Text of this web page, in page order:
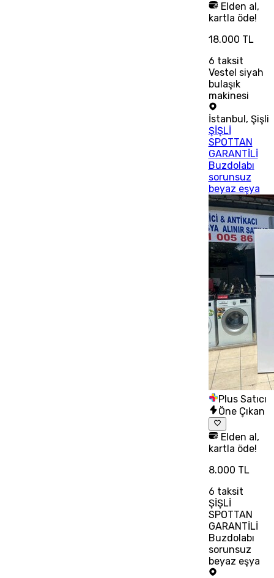
Elden al,
kartla öde!
18.000 TL
6 taksit
Vestel siyah
bulaşık
makinesi
İstanbul, Şişli
ŞİŞLİ
SPOTTAN
GARANTİLİ
Buzdolabı
sorunsuz
beyaz eşya
Plus Satıcı
Öne Çıkan
Elden al,
kartla öde!
8.000 TL
6 taksit
ŞİŞLİ
SPOTTAN
GARANTİLİ
Buzdolabı
sorunsuz
beyaz eşya